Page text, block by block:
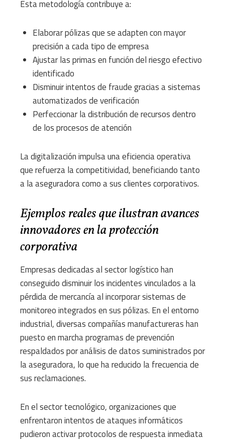
Esta metodología contribuye a:
Elaborar pólizas que se adapten con mayor
precisión a cada tipo de empresa
Ajustar las primas en función del riesgo efectivo
identificado
Disminuir intentos de fraude gracias a sistemas
automatizados de verificación
Perfeccionar la distribución de recursos dentro
de los procesos de atención
La digitalización impulsa una eficiencia operativa
que refuerza la competitividad, beneficiando tanto
a la aseguradora como a sus clientes corporativos.
Ejemplos reales que ilustran avances
innovadores en la protección
corporativa
Empresas dedicadas al sector logístico han
conseguido disminuir los incidentes vinculados a la
pérdida de mercancía al incorporar sistemas de
monitoreo integrados en sus pólizas. En el entorno
industrial, diversas compañías manufactureras han
puesto en marcha programas de prevención
respaldados por análisis de datos suministrados por
la aseguradora, lo que ha reducido la frecuencia de
sus reclamaciones.
En el sector tecnológico, organizaciones que
enfrentaron intentos de ataques informáticos
pudieron activar protocolos de respuesta inmediata